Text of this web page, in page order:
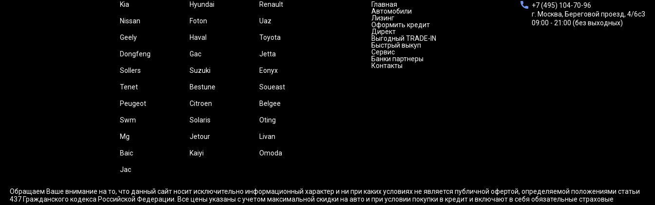
Kia Hyundai Renault
Nissan Foton Uaz
Geely Haval Toyota
Dongfeng Gac Jetta
Sollers Suzuki Eonyx
Tenet Bestune Soueast
Peugeot Citroen Belgee
Swm Solaris Oting
Mg Jetour Livan
Baic Kaiyi Omoda
Jac
Главная
Автомобили
Лизинг
Оформить кредит
Директ
Выгодный TRADE-IN
Быстрый выкуп
Сервис
Банки партнеры
Контакты
+7 (495) 104-70-96
г. Москва, Береговой проезд, 4/6с3
09:00 - 21:00 (без выходных)
Обращаем Ваше внимание на то, что данный сайт носит исключительно информационный характер и ни при каких условиях не является публичной офертой, определяемой положениями статьи
437 Гражданского кодекса Российской Федерации. Все цены указаны с учетом максимальной скидки на авто и при условии покупки в кредит и включают в себя обязательные страховые